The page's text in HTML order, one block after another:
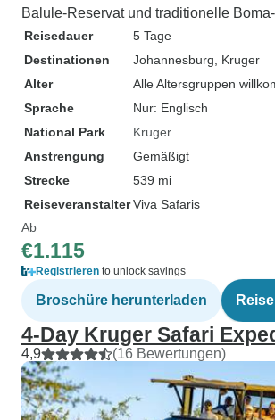
Balule-Reservat und traditionelle
Reisedauer
5 Tage
Destinationen
Johannesburg , Kruger
Alter
Alle Altersgruppen
Sprache
Nur: Englisch
National Park
Kruger
Anstrengung
Gemäßigt
Strecke
539 mi
ReiseveranstalterViva Safaris
Ab
€1.115
Registrieren to unlock savings
Broschüre herunterladen
4-Day Kruger Safari
4,9 (16 Bewertungen)